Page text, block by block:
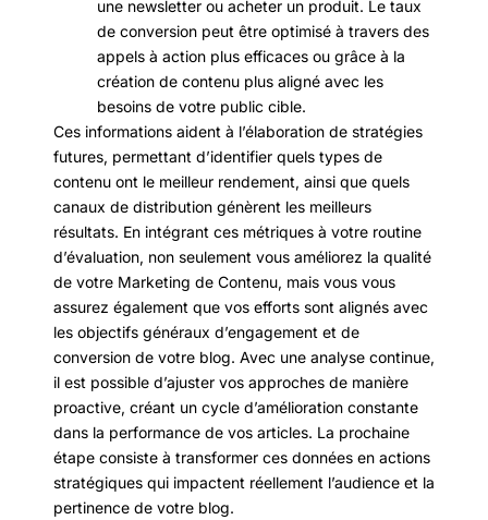
une newsletter ou acheter un produit. Le taux
de conversion peut être optimisé à travers des
appels à action plus efficaces ou grâce à la
création de contenu plus aligné avec les
besoins de votre public cible.
Ces informations aident à l’élaboration de stratégies
futures, permettant d’identifier quels types de
contenu ont le meilleur rendement, ainsi que quels
canaux de distribution génèrent les meilleurs
résultats. En intégrant ces métriques à votre routine
d’évaluation, non seulement vous améliorez la qualité
de votre Marketing de Contenu, mais vous vous
assurez également que vos efforts sont alignés avec
les objectifs généraux d’engagement et de
conversion de votre blog. Avec une analyse continue,
il est possible d’ajuster vos approches de manière
proactive, créant un cycle d’amélioration constante
dans la performance de vos articles. La prochaine
étape consiste à transformer ces données en actions
stratégiques qui impactent réellement l’audience et la
pertinence de votre blog.